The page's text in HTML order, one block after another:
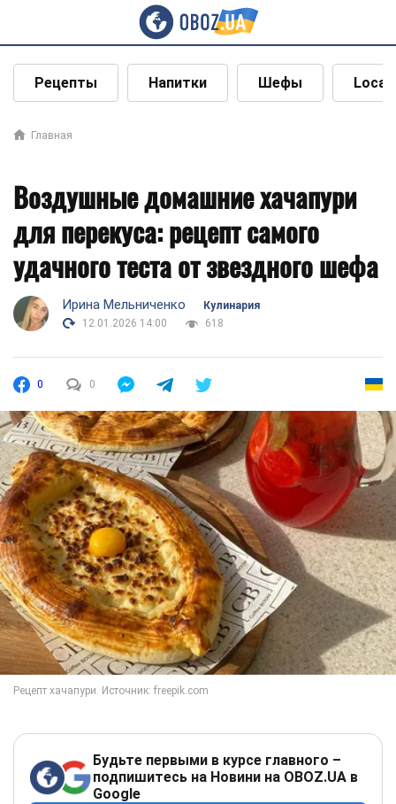
Рецепты Напитки Шефы Local
Главная
Воздушные домашние хачапури
для перекуса: рецепт самого
удачного теста от звездного шефа
Ирина Мельниченко
Кулинария
12.01.2026 14:00
618
0 0
Будьте первыми в курсе главного –
подпишитесь на Новини на OBOZ.UA в
Google